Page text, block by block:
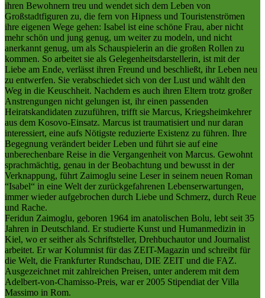
ihren Bewohnern treu und wendet sich dem Leben von
Großstadtfiguren zu, die fern von Hipness und Touristenströmen
ihre eigenen Wege gehen: Isabel ist eine schöne Frau, aber nicht
mehr schön und jung genug, um weiter zu modeln, und nicht
anerkannt genug, um als Schauspielerin an die großen Rollen zu
kommen. So arbeitet sie als Gelegenheitsdarstellerin, ist mit der
Liebe am Ende, verlässt ihren Freund und beschließt, ihr Leben neu
zu entwerfen. Sie verabschiedet sich von der Lust und wählt den
Weg in die Keuschheit. Nachdem es auch ihren Eltern trotz großer
Anstrengungen nicht gelungen ist, ihr einen passenden
Heiratskandidaten zuzuführen, trifft sie Marcus, Kriegsheimkehrer
aus dem Kosovo-Einsatz. Marcus ist traumatisiert und nur daran
interessiert, eine aufs Nötigste reduzierte Existenz zu führen. Ihre
Begegnung verändert beider Leben und führt sie auf eine
unberechenbare Reise in die Vergangenheit von Marcus. Gewohnt
sprachmächtig, genau in der Beobachtung und bewusst in der
Verknappung, führt Zaimoglu seine Leser in seinem neuen Roman
“Isabel“ in eine Welt der zurückgefahrenen Lebenserwartungen,
immer wieder aufgebrochen durch Liebe und Schmerz, durch Reue
und Rache.
Feridun Zaimoglu, geboren 1964 im anatolischen Bolu, lebt seit 35
Jahren in Deutschland. Er studierte Kunst und Humanmedizin in
Kiel, wo er seither als Schriftsteller, Drehbuchautor und Journalist
arbeitet. Er war Kolumnist für das ZEIT-Magazin und schreibt für
die Welt, die Frankfurter Rundschau, DIE ZEIT und die FAZ.
Ausgezeichnet mit zahlreichen Preisen, unter anderem mit dem
Adelbert-von-Chamisso-Preis, war er 2005 Stipendiat der Villa
Massimo in Rom.